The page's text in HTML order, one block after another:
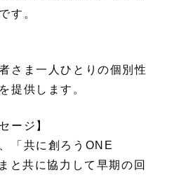
す。
さま一人ひとりの個別性
提供します。
ージ】
「共に創ろうONE
と共に協力して早期の回